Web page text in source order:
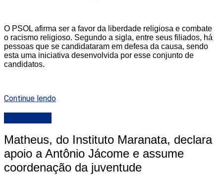
O PSOL afirma ser a favor da liberdade religiosa e combate
o racismo religioso. Segundo a sigla, entre seus filiados, há
pessoas que se candidataram em defesa da causa, sendo
esta uma iniciativa desenvolvida por esse conjunto de
candidatos.
Continue lendo
Matheus, do Instituto Maranata, declara
apoio a Antônio Jácome e assume
coordenação da juventude